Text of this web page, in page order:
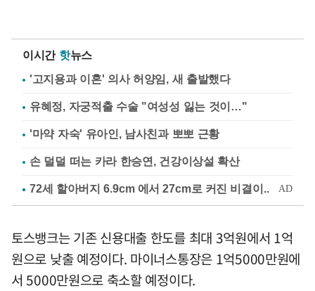
이시간 핫뉴스
'고지용과 이혼' 의사 허양임, 새 출발했다
유혜정, 자궁적출 수술 "여성성 잃는 것이…"
'마약 자숙' 유아인, 남사친과 뽀뽀 근황
손 덜덜 떠는 카라 한승연, 건강이상설 확산
토스뱅크는 기존 신용대출 한도를 최대 3억원에서 1억
원으로 낮출 예정이다. 마이너스통장은 1억5000만원에
서 5000만원으로 축소할 예정이다.